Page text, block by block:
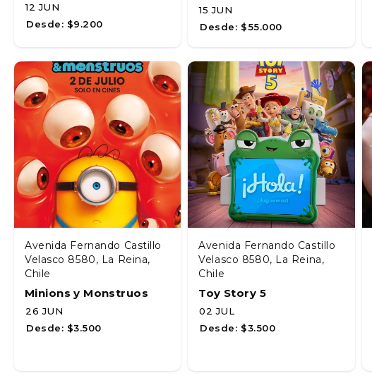
12 JUN
Desde: $9.200
15 JUN
Desde: $55.000
Avenida Fernando Castillo
Velasco 8580, La Reina,
Chile
Minions y Monstruos
26 JUN
Desde: $3.500
Avenida Fernando Castillo
Velasco 8580, La Reina,
Chile
Toy Story 5
02 JUL
Desde: $3.500